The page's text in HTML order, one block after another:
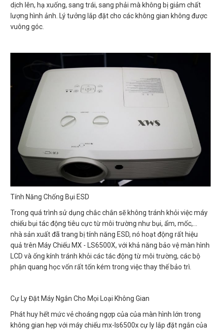
dịch lên, hạ xuống, sang trái, sang phải mà không bị giảm chất
lượng hình ảnh. Lý tưởng lắp đặt cho các không gian không được
vuông góc.
Tính Năng Chống Bụi ESD
Trong quá trình sử dụng chắc chắn sẽ không tránh khỏi việc máy
chiếu bụi tác động tiêu cực từ môi trường như bụi, ẩm, mốc,...
nhà sản xuất đã trang bị tính năng ESD, nó hoạt động rất hiệu
quả trên Máy Chiếu MX - LS6500X, với khả năng bảo vệ màn hình
LCD và ống kính tránh khỏi các tác động từ môi trường, các bộ
phận quang học vốn rất tốn kém trong việc thay thế bảo trì.
Cự Ly Đặt Máy Ngắn Cho Mọi Loại Không Gian
Phát huy hết mức vẻ choáng ngợp của của màn hình lớn trong
không gian hẹp với máy chiếu mx-ls6500x cự ly lắp đặt ngắn của